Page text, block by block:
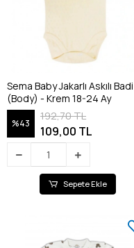
Sema Baby Jakarlı Askılı Badi
(Body) - Krem 18-24 Ay
%43
192,70 TL
109,00 TL
Sepete Ekle